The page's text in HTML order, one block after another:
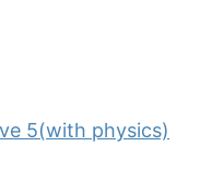
5(with physics)